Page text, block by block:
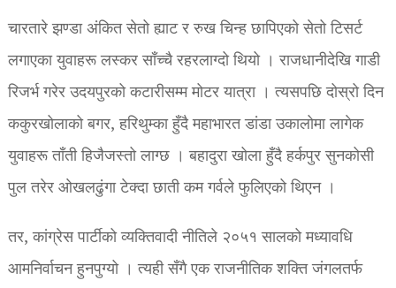
चारतारे झण्डा अंकित सेतो ह्याट र रुख चिन्ह छापिएको सेतो टिसर्ट
लगाएका युवाहरू लस्कर साँच्चै रहरलाग्दो थियो । राजधानीदेखि गाडी
रिजर्भ गरेर उदयपुरको कटारीसम्म मोटर यात्रा । त्यसपछि दोस्रो दिन
ककुरखोलाको बगर, हरिथुम्का हुँदै महाभारत डांडा उकालोमा लागेक
युवाहरू ताँती हिजैजस्तो लाग्छ । बहादुरा खोला हुँदै हर्कपुर सुनकोसी
पुल तरेर ओखलढुंगा टेक्दा छाती कम गर्वले फुलिएको थिएन ।
तर, कांग्रेस पार्टीको व्यक्तिवादी नीतिले २०५१ सालको मध्यावधि
आमनिर्वाचन हुनपुग्यो । त्यही सँगै एक राजनीतिक शक्ति जंगलतर्फ